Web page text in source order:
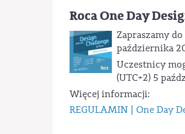
Roca One Day
Zapraszamy
października
Uczestnicy
(UTC+2) 5
Więcej informacji:
REGULAMIN | One Day